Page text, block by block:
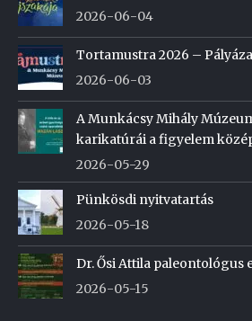
2026-06-04
Tortamustra 2026 –
2026-06-03
A Munkácsy Mihály
karikatúrái a figyelem
2026-05-29
Pünkösdi nyitvatartás
2026-05-18
Dr. Ősi Attila paleontológus
2026-05-15